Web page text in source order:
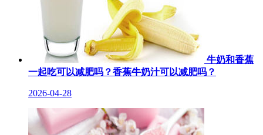
牛奶和香蕉
一起吃可以减肥吗？香蕉牛奶汁可以减肥吗？
2026-04-28